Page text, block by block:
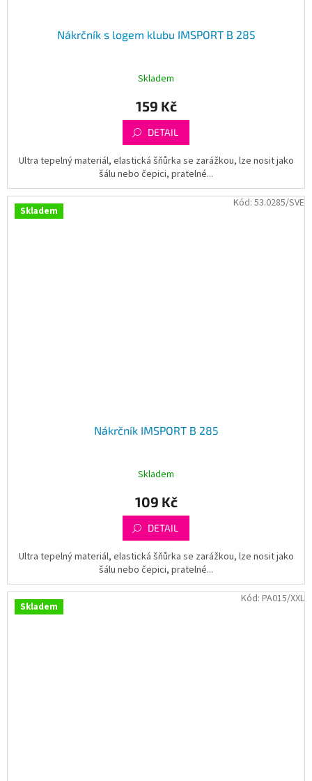
Nákrčník s logem klubu IMSPORT B 285
Skladem
159 Kč
DETAIL
Ultra tepelný materiál, elastická šňůrka se zarážkou, lze nosit jako
šálu nebo čepici, pratelné...
Skladem
Nákrčník IMSPORT B 285
Skladem
109 Kč
DETAIL
Ultra tepelný materiál, elastická šňůrka se zarážkou, lze nosit jako
šálu nebo čepici, pratelné...
Kód: 53.0285/SVE
Skladem
Kód: PA015/XXL